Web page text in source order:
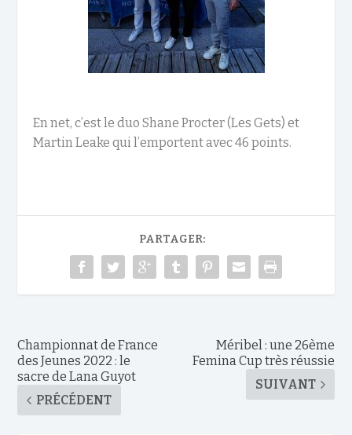
En net, c’est le duo Shane Procter (Les Gets) et
Martin Leake qui l’emportent avec 46 points.
PARTAGER:
Championnat de France
des Jeunes 2022 : le
sacre de Lana Guyot
PRÉCÉDENT
Méribel : une 26ème
Femina Cup très réussie
SUIVANT